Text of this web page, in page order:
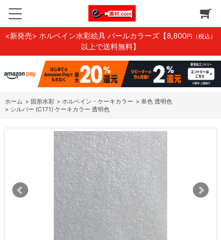
<新発売> ホルベイン水彩絵具 パールカラーズ 【8,800円（税込）
以上で送料無料】
ホーム > 固形水彩 > ホルベイン・ケーキカラー > 単色 透明色
> シルバー (C171) ケーキカラー 透明色